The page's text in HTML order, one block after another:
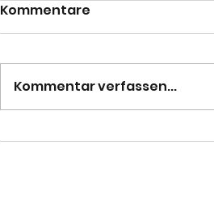
Kommentare
Kommentar verfassen...